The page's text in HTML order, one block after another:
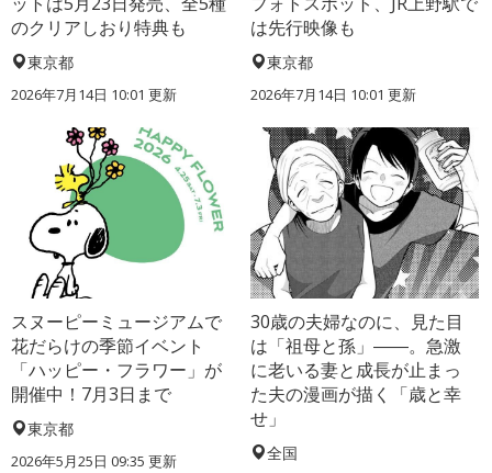
のクリアしおり特典も
東京都
2026年7月14日 10:01 更新
は先行映像も
東京都
2026年7月14日 10:01 更新
スヌーピーミュージアムで
花だらけの季節イベント
「ハッピー・フラワー」が
開催中！7月3日まで
東京都
2026年5月25日 09:35 更新
30歳の夫婦なのに、見た目
は「祖母と孫」――。急激
に老いる妻と成長が止まっ
た夫の漫画が描く「歳と幸
せ」
全国